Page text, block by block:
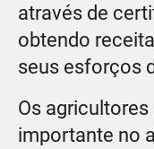
através de
obtendo
seus esforços
Os agricultores
importante no